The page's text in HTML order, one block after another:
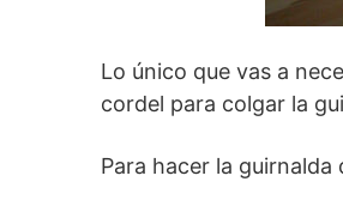
Lo único que vas a
cordel para colgar la
Para hacer la